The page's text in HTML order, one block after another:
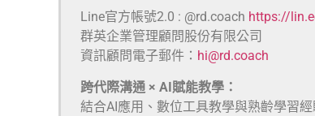
Line官方帳號2.0 : @rd.coach https://
群英企業管理顧問股份有限公司
資訊顧問電子郵件： hi@rd.coach
跨代際溝通 × AI賦能教學：
結合AI應用、數位工具教學與熟齡學習